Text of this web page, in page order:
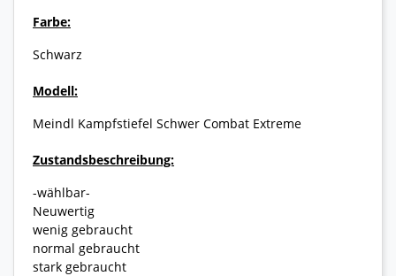
Farbe:
Schwarz
Modell:
Meindl Kampfstiefel Schwer Combat Extreme
Zustandsbeschreibung:
-wählbar-
Neuwertig
wenig gebraucht
normal gebraucht
stark gebraucht